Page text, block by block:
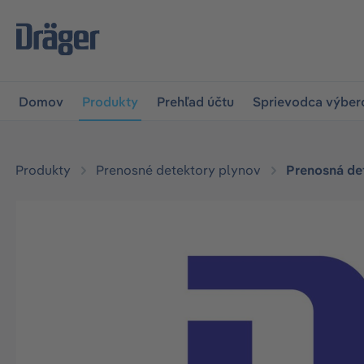
na hlavnú navigáciu
Domov Produkty Prehľad účtu Sprievodca
Produkty Prenosné detektory plynov Prenosná